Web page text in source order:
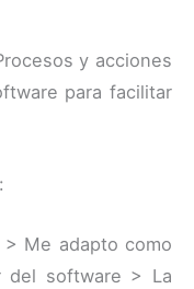
y acciones
para facilitar
Me adapto como
del software > La